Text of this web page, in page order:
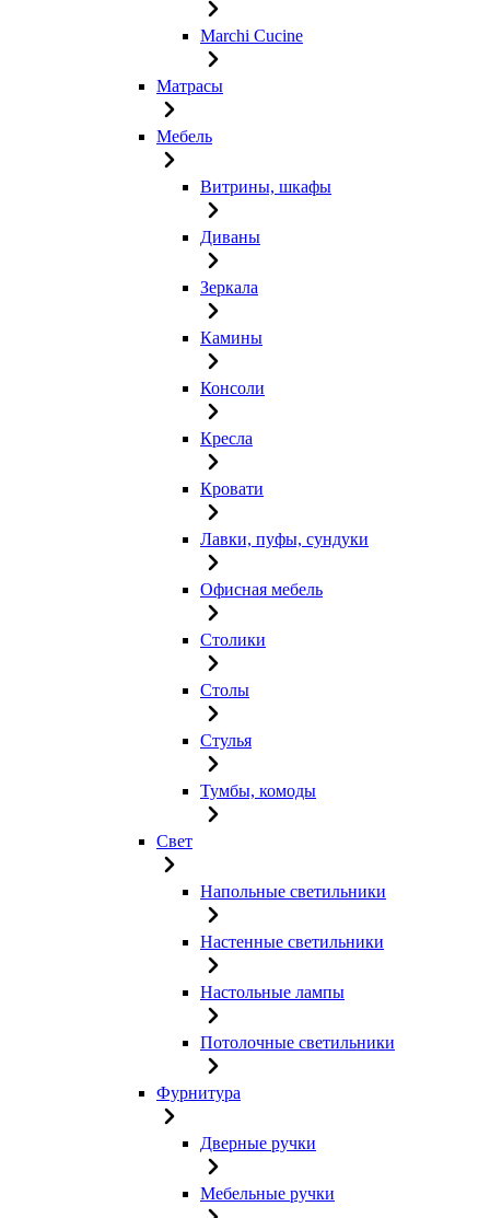
Marchi Cucine
Матрасы
Мебель
Витрины, шкафы
Диваны
Зеркала
Камины
Консоли
Кресла
Кровати
Лавки, пуфы, сундуки
Офисная мебель
Столики
Столы
Стулья
Тумбы, комоды
Свет
Напольные светильники
Настенные светильники
Настольные лампы
Потолочные светильники
Фурнитура
Дверные ручки
Мебельные ручки